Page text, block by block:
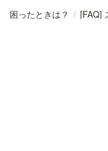
困ったときは？ /